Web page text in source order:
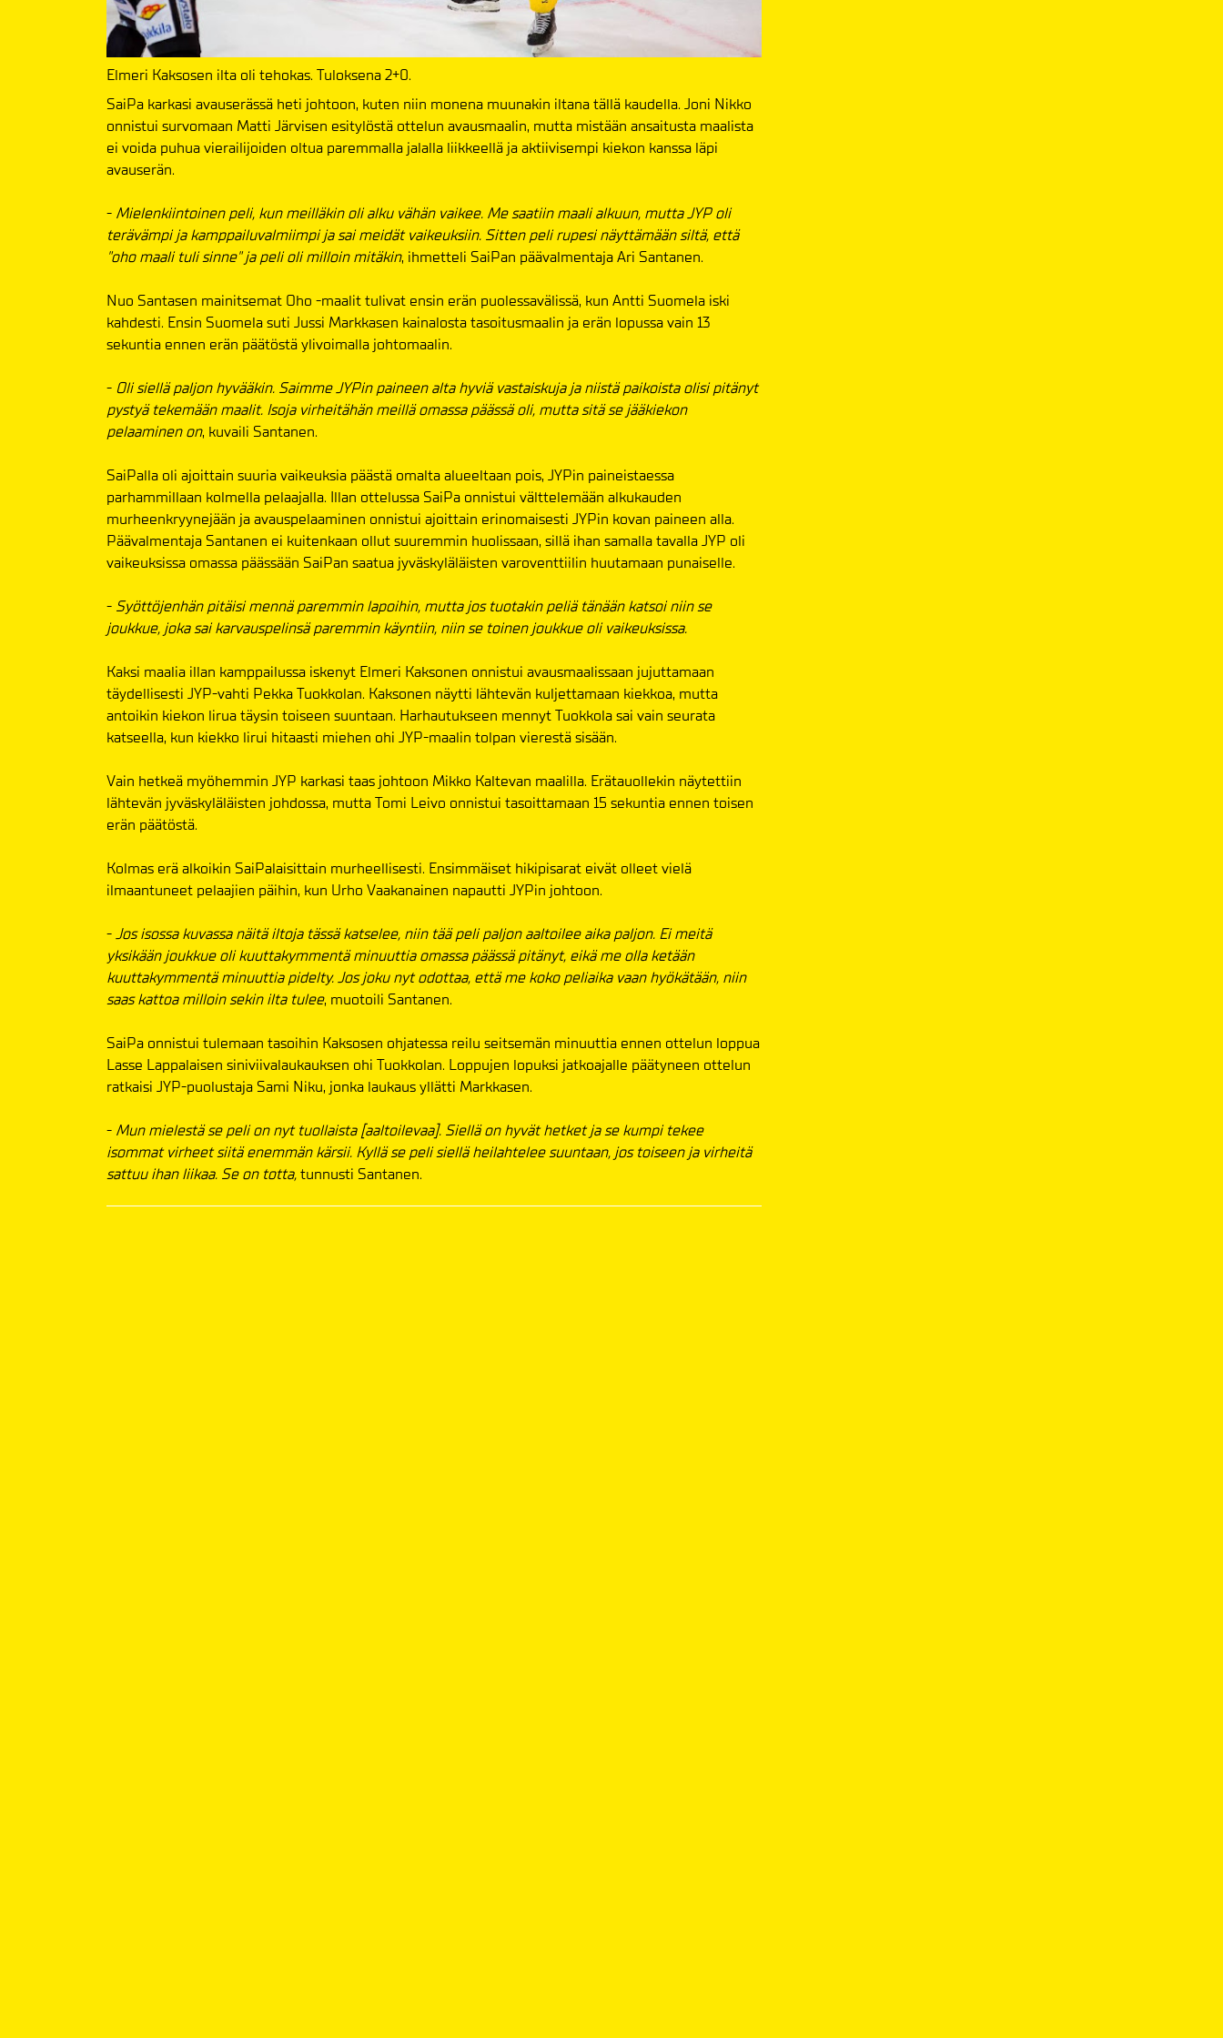
Elmeri Kaksosen ilta oli tehokas. Tuloksena 2+0.
SaiPa karkasi avauserässä heti johtoon, kuten niin monena muunakin iltana tällä kaudella. Joni Nikko
onnistui survomaan Matti Järvisen esitylöstä ottelun avausmaalin, mutta mistään ansaitusta maalista
ei voida puhua vierailijoiden oltua paremmalla jalalla liikkeellä ja aktiivisempi kiekon kanssa läpi
avauserän.
- Mielenkiintoinen peli, kun meilläkin oli alku vähän vaikee. Me saatiin maali alkuun, mutta JYP oli
terävämpi ja kamppailuvalmiimpi ja sai meidät vaikeuksiin. Sitten peli rupesi näyttämään siltä, että
"oho maali tuli sinne" ja peli oli milloin mitäkin, ihmetteli SaiPan päävalmentaja Ari Santanen.
Nuo Santasen mainitsemat Oho -maalit tulivat ensin erän puolessavälissä, kun Antti Suomela iski
kahdesti. Ensin Suomela suti Jussi Markkasen kainalosta tasoitusmaalin ja erän lopussa vain 13
sekuntia ennen erän päätöstä ylivoimalla johtomaalin.
- Oli siellä paljon hyvääkin. Saimme JYPin paineen alta hyviä vastaiskuja ja niistä paikoista olisi pitänyt
pystyä tekemään maalit. Isoja virheitähän meillä omassa päässä oli, mutta sitä se jääkiekon
pelaaminen on, kuvaili Santanen.
SaiPalla oli ajoittain suuria vaikeuksia päästä omalta alueeltaan pois, JYPin paineistaessa
parhammillaan kolmella pelaajalla. Illan ottelussa SaiPa onnistui välttelemään alkukauden
murheenkryynejään ja avauspelaaminen onnistui ajoittain erinomaisesti JYPin kovan paineen alla.
Päävalmentaja Santanen ei kuitenkaan ollut suuremmin huolissaan, sillä ihan samalla tavalla JYP oli
vaikeuksissa omassa päässään SaiPan saatua jyväskyläläisten varoventtiilin huutamaan punaiselle.
- Syöttöjenhän pitäisi mennä paremmin lapoihin, mutta jos tuotakin peliä tänään katsoi niin se
joukkue, joka sai karvauspelinsä paremmin käyntiin, niin se toinen joukkue oli vaikeuksissa.
Kaksi maalia illan kamppailussa iskenyt Elmeri Kaksonen onnistui avausmaalissaan jujuttamaan
täydellisesti JYP-vahti Pekka Tuokkolan. Kaksonen näytti lähtevän kuljettamaan kiekkoa, mutta
antoikin kiekon lirua täysin toiseen suuntaan. Harhautukseen mennyt Tuokkola sai vain seurata
katseella, kun kiekko lirui hitaasti miehen ohi JYP-maalin tolpan vierestä sisään.
Vain hetkeä myöhemmin JYP karkasi taas johtoon Mikko Kaltevan maalilla. Erätauollekin näytettiin
lähtevän jyväskyläläisten johdossa, mutta Tomi Leivo onnistui tasoittamaan 15 sekuntia ennen toisen
erän päätöstä.
Kolmas erä alkoikin SaiPalaisittain murheellisesti. Ensimmäiset hikipisarat eivät olleet vielä
ilmaantuneet pelaajien päihin, kun Urho Vaakanainen napautti JYPin johtoon.
-Jos isossa kuvassa näitä iltoja tässä katselee, niin tää peli paljon aaltoilee aika paljon. Ei meitä
yksikään joukkue oli kuuttakymmentä minuuttia omassa päässä pitänyt, eikä me olla ketään
kuuttakymmentä minuuttia pidelty. Jos joku nyt odottaa, että me koko peliaika vaan hyökätään, niin
saas kattoa milloin sekin ilta tulee, muotoili Santanen.
SaiPa onnistui tulemaan tasoihin Kaksosen ohjatessa reilu seitsemän minuuttia ennen ottelun loppua
Lasse Lappalaisen siniviivalaukauksen ohi Tuokkolan. Loppujen lopuksi jatkoajalle päätyneen ottelun
ratkaisi JYP-puolustaja Sami Niku, jonka laukaus yllätti Markkasen.
- Mun mielestä se peli on nyt tuollaista [aaltoilevaa]. Siellä on hyvät hetket ja se kumpi tekee
isommat virheet siitä enemmän kärsii. Kyllä se peli siellä heilahtelee suuntaan, jos toiseen ja virheitä
sattuu ihan liikaa. Se on totta,tunnusti Santanen.